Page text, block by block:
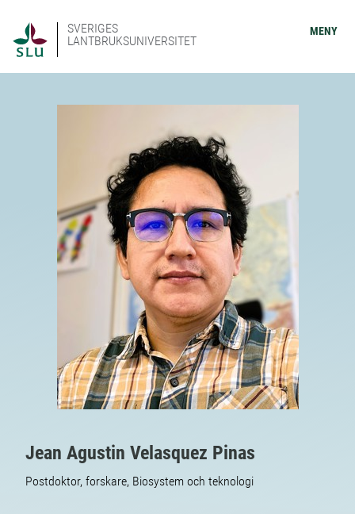
SVERIGES
LANTBRUKSUNIVERSITET
MENY
Jean Agustin Velasquez Pinas
Postdoktor, forskare, Biosystem och teknologi